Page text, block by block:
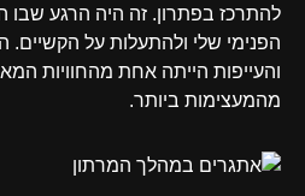
להתרכז בפתרון. זה היה הרגע שבו
הפנימי שלי ולהתעלות על
והעייפות הייתה אחת מהחוויות
מהמעצימות ביותר.